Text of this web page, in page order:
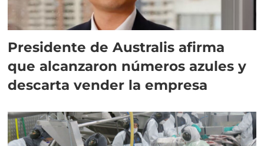
Presidente de Australis afirma
que alcanzaron números azules y
descarta vender la empresa